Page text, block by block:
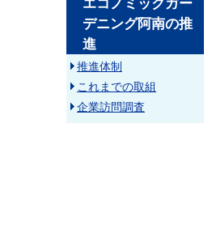
エコノミックガー
デニング阿南の推
進
推進体制
これまでの取組
企業訪問調査